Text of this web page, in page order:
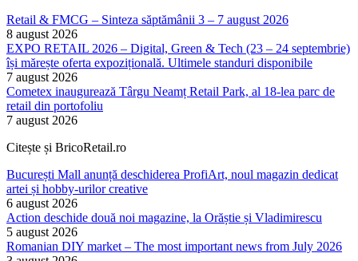
Retail & FMCG – Sinteza săptămânii 3 – 7 august 2026
8 august 2026
EXPO RETAIL 2026 – Digital, Green & Tech (23 – 24 septembrie)
își mărește oferta expozițională. Ultimele standuri disponibile
7 august 2026
Cometex inaugurează Târgu Neamț Retail Park, al 18-lea parc de
retail din portofoliu
7 august 2026
Citește și BricoRetail.ro
București Mall anunță deschiderea ProfiArt, noul magazin dedicat
artei și hobby-urilor creative
6 august 2026
Action deschide două noi magazine, la Orăștie și Vladimirescu
5 august 2026
Romanian DIY market – The most important news from July 2026